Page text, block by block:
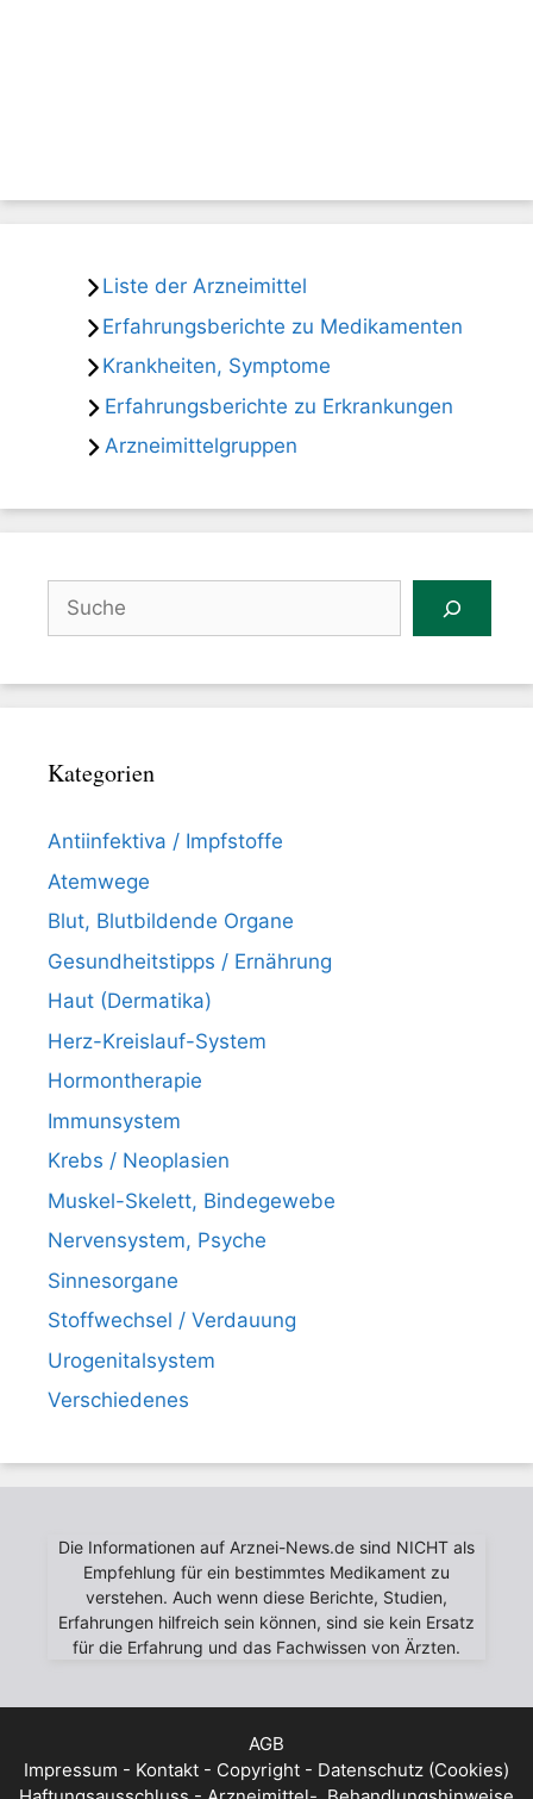
Liste der Arzneimittel
Erfahrungsberichte zu Medikamenten
Krankheiten, Symptome
Erfahrungsberichte zu Erkrankungen
Arzneimittelgruppen
Suchen
Kategorien
Antiinfektiva / Impfstoffe
Atemwege
Blut, Blutbildende Organe
Gesundheitstipps / Ernährung
Haut (Dermatika)
Herz-Kreislauf-System
Hormontherapie
Immunsystem
Krebs / Neoplasien
Muskel-Skelett, Bindegewebe
Nervensystem, Psyche
Sinnesorgane
Stoffwechsel / Verdauung
Urogenitalsystem
Verschiedenes
Die Informationen auf Arznei-News.de sind NICHT als
Empfehlung für ein bestimmtes Medikament zu
verstehen. Auch wenn diese Berichte, Studien,
Erfahrungen hilfreich sein können, sind sie kein Ersatz
für die Erfahrung und das Fachwissen von Ärzten.
AGB
Impressum - Kontakt - Copyright - Datenschutz (Cookies)